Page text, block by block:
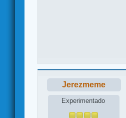
Jerezmeme
Experimentado